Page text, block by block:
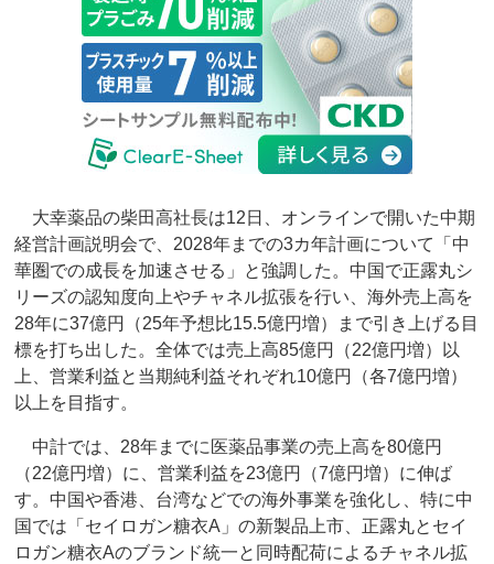
大幸薬品の柴田高社長は12日、オンラインで開いた中期
経営計画説明会で、2028年までの3カ年計画について「中
華圏での成長を加速させる」と強調した。中国で正露丸シ
リーズの認知度向上やチャネル拡張を行い、海外売上高を
28年に37億円（25年予想比15.5億円増）まで引き上げる目
標を打ち出した。全体では売上高85億円（22億円増）以
上、営業利益と当期純利益それぞれ10億円（各7億円増）
以上を目指す。
中計では、28年までに医薬品事業の売上高を80億円
（22億円増）に、営業利益を23億円（7億円増）に伸ば
す。中国や香港、台湾などでの海外事業を強化し、特に中
国では「セイロガン糖衣A」の新製品上市、正露丸とセイ
ロガン糖衣Aのブランド統一と同時配荷によるチャネル拡